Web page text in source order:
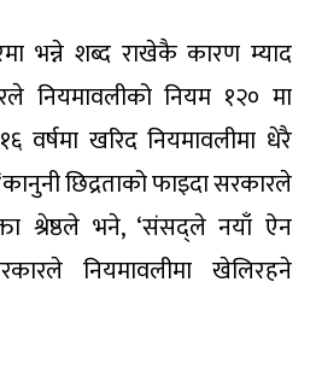
भन्ने शब्द राखेकै कारण म्याद
नियमावलीको नियम १२० मा
वर्षमा खरिद नियमावलीमा धेरै
छिद्रताको फाइदा सरकारले
श्रेष्ठले भने, ‘संसद्ले नयाँ ऐन
नियमावलीमा खेलिरहने